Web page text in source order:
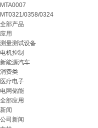
MTA0007
MT0321/0358/0324
全部产品
应用
测量测试设备
电机控制
新能源汽车
消费类
医疗电子
电网储能
全部应用
新闻
公司新闻